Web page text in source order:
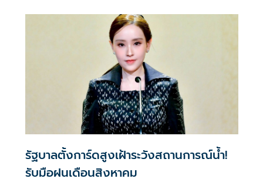
ผิดดำเนินการตามกฎหมายทันที
รัฐบาลตั้งการ์ดสูงเฝ้าระวังสถานการณ์น้ำ!
รับมือฝนเดือนสิงหาคม